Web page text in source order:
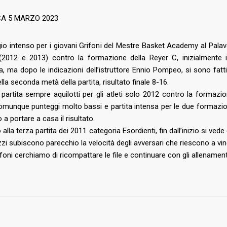
5 MARZO 2023
intenso per i giovani Grifoni del Mestre Basket Academy al
e 2013) contro la formazione della Reyer C,
ma dopo le indicazioni dell’istruttore Ennio Pompeo, si sono
seconda metà della partita, risultato finale 8-16.
sempre aquilotti per gli atleti solo 2012 contro la
punteggi molto bassi e partita intensa per le due
a portare a casa il risultato.
alla terza partita dei 2011 categoria Esordienti, fin dall’inizio si
subiscono parecchio la velocità degli avversari che riescono a
cerchiamo di ricompattare le file e continuare con gli
due promesse della
italiana in
di caratura
in biancorosso: